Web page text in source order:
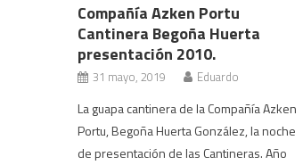
Compañía Azken Portu
Cantinera Begoña Huerta
presentación 2010.
31 mayo, 2019 Eduardo
La guapa cantinera de la Compañía Azken
Portu, Begoña Huerta González, la noche
de presentación de las Cantineras. Año